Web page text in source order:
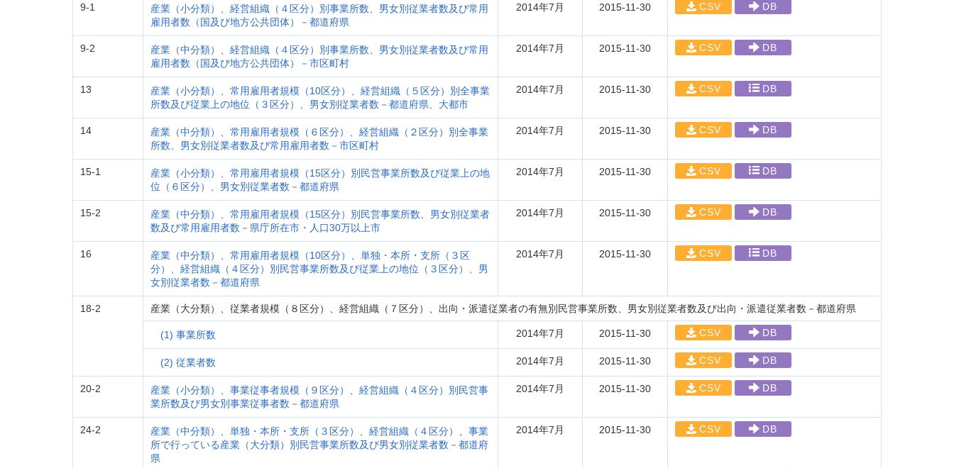
9-1
産業（小分類）、経営組織（４区分）別事業所数、男女別従業者数及び常用
雇用者数（国及び地方公共団体）－都道府県
2014年7月 2015-11-30 CSV DB
9-2
産業（中分類）、経営組織（４区分）別事業所数、男女別従業者数及び常用
雇用者数（国及び地方公共団体）－市区町村
2014年7月 2015-11-30 CSV DB
13
産業（小分類）、常用雇用者規模（10区分）、経営組織（５区分）別全事業
所数及び従業上の地位（３区分）、男女別従業者数－都道府県、大都市
2014年7月 2015-11-30 CSV DB
14
産業（中分類）、常用雇用者規模（６区分）、経営組織（２区分）別全事業
所数、男女別従業者数及び常用雇用者数－市区町村
2014年7月 2015-11-30 CSV DB
15-1
産業（小分類）、常用雇用者規模（15区分）別民営事業所数及び従業上の地
位（６区分）、男女別従業者数－都道府県
2014年7月 2015-11-30 CSV DB
15-2
産業（中分類）、常用雇用者規模（15区分）別民営事業所数、男女別従業者
数及び常用雇用者数－県庁所在市・人口30万以上市
2014年7月 2015-11-30 CSV DB
16
産業（中分類）、常用雇用者規模（10区分）、単独・本所・支所（３区
分）、経営組織（４区分）別民営事業所数及び従業上の地位（３区分）、男
女別従業者数－都道府県
2014年7月 2015-11-30 CSV DB
18-2 産業（大分類）、従業者規模（８区分）、経営組織（７区分）、出向・派遣従業者の有無別民営事業所数、男女別従業者数及び出向・派遣従業者数－都道府県
(1) 事業所数 2014年7月 2015-11-30 CSV DB
(2) 従業者数 2014年7月 2015-11-30 CSV DB
20-2
産業（小分類）、事業従事者規模（９区分）、経営組織（４区分）別民営事
業所数及び男女別事業従事者数－都道府県
2014年7月 2015-11-30 CSV DB
24-2
産業（中分類）、単独・本所・支所（３区分）、経営組織（４区分）、事業
所で行っている産業（大分類）別民営事業所数及び男女別従業者数－都道府
県
2014年7月 2015-11-30 CSV DB